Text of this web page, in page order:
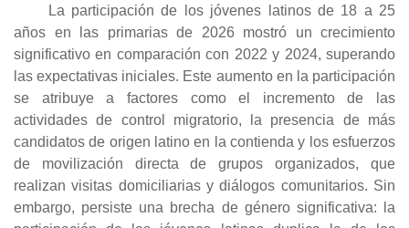
La participación de los jóvenes latinos de 18 a 25
años en las primarias de 2026 mostró un crecimiento
significativo en comparación con 2022 y 2024, superando
las expectativas iniciales. Este aumento en la participación
se atribuye a factores como el incremento de las
actividades de control migratorio, la presencia de más
candidatos de origen latino en la contienda y los esfuerzos
de movilización directa de grupos organizados, que
realizan visitas domiciliarias y diálogos comunitarios. Sin
embargo, persiste una brecha de género significativa: la